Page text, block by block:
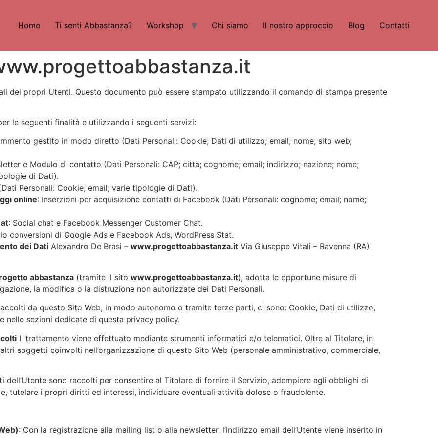
Home Ti senti Abbastanza? Workshop Chi siamo Il nostro approccio Blog Contatti
dei propri Utenti. Questo documento può essere stampato utilizzando il comando di stampa presente
le seguenti finalità e utilizzando i seguenti servizi:
gestito in modo diretto (Dati Personali: Cookie; Dati di utilizzo; email; nome; sito web;
e Modulo di contatto (Dati Personali: CAP; città; cognome; email; indirizzo; nazione; nome;
di Dati).
Personali: Cookie; email; varie tipologie di Dati).
online: Inserzioni per acquisizione contatti di Facebook (Dati Personali: cognome; email; nome;
: Social chat e Facebook Messenger Customer Chat.
conversioni di Google Ads e Facebook Ads, WordPress Stat.
dei Dati Alexandro De Brasi – www.progettoabbastanza.it Via Giuseppe Vitali – Ravenna (RA)
abbastanza (tramite il sito www.progettoabbastanza.it), adotta le opportune misure di
la modifica o la distruzione non autorizzate dei Dati Personali.
da questo Sito Web, in modo autonomo o tramite terze parti, ci sono: Cookie, Dati di utilizzo,
nelle sezioni dedicate di questa privacy policy.
Il trattamento viene effettuato mediante strumenti informatici e/o telematici. Oltre al Titolare, in
soggetti coinvolti nell’organizzazione di questo Sito Web (personale amministrativo, commerciale,
dell’Utente sono raccolti per consentire al Titolare di fornire il Servizio, adempiere agli obblighi di
tutelare i propri diritti ed interessi, individuare eventuali attività dolose o fraudolente.
: Con la registrazione alla mailing list o alla newsletter, l’indirizzo email dell’Utente viene inserito in